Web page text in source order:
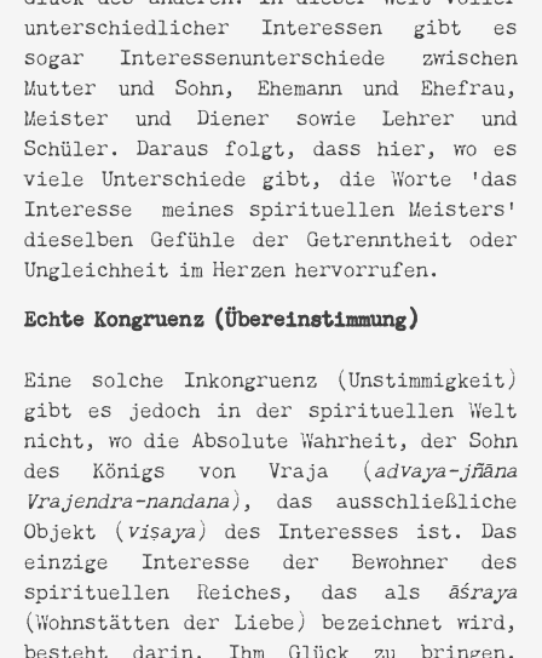
unterschiedlicher Interessen gibt es
sogar Interessenunterschiede zwischen
Mutter und Sohn, Ehemann und Ehefrau,
Meister und Diener sowie Lehrer und
Schüler. Daraus folgt, dass hier, wo es
viele Unterschiede gibt, die Worte 'das
Interesse meines spirituellen Meisters'
dieselben Gefühle der Getrenntheit oder
Ungleichheit im Herzen hervorrufen.
Echte Kongruenz (Übereinstimmung)
Eine solche Inkongruenz (Unstimmigkeit)
gibt es jedoch in der spirituellen Welt
nicht, wo die Absolute Wahrheit, der Sohn
des Königs von Vraja (advaya-jñāna
Vrajendra-nandana), das ausschließliche
Objekt ( viṣaya) des Interesses ist. Das
einzige Interesse der Bewohner des
spirituellen Reiches, das als āśraya
(Wohnstätten der Liebe) bezeichnet wird,
besteht darin, Ihm Glück zu bringen.